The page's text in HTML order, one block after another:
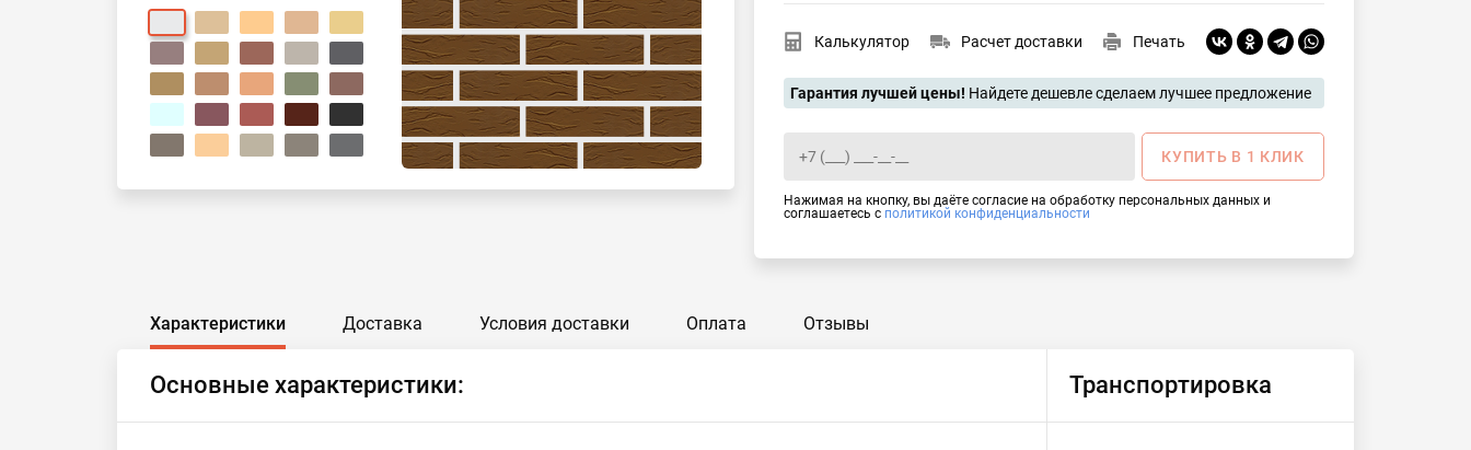
Калькулятор Расчет доставки Печать
Гарантия лучшей цены! Найдете дешевле сделаем лучшее предложение
КУПИТЬ В 1 КЛИК
Нажимая на кнопку, вы даёте согласие на обработку персональных данных и
соглашаетесь с политикой конфиденциальности
Характеристики Доставка Условия доставки Оплата Отзывы
Основные характеристики: Транспортировка